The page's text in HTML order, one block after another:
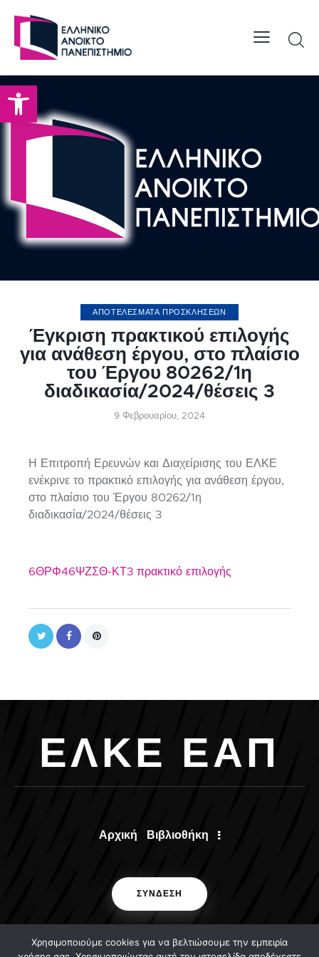
Open toolbar
ΑΠΟΤΕΛΕΣΜΑΤΑ ΠΡΟΣΚΛΗΣΕΩΝ
Έγκριση πρακτικού επιλογής
για ανάθεση έργου, στο πλαίσιο
του Έργου 80262/1η
διαδικασία/2024/θέσεις 3
9 Φεβρουαρίου, 2024
Η Επιτροπή Ερευνών και Διαχείρισης του ΕΛΚΕ
ενέκρινε το πρακτικό επιλογής για ανάθεση έργου,
στο πλαίσιο του Έργου 80262/1η
διαδικασία/2024/θέσεις 3
6ΘΡΦ46ΨΖΣΘ-ΚΤ3 πρακτικό επιλογής
ΕΛΚΕ ΕΑΠ
Αρχική Βιβλιοθήκη
ΣΥΝΔΕΣΗ
Χρησιμοποιούμε cookies για να βελτιώσουμε την εμπειρία